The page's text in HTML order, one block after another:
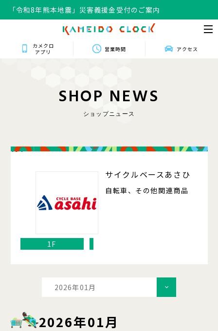
「令和8年熊本地震」災害義援金受付のご案内
カメクロ
アプリ
営業時間 アクセス
SHOP NEWS
ショップニュース
104
サイクルベースあさひ
自転車、その他関連商品
1F
2026年01月
2026年01月